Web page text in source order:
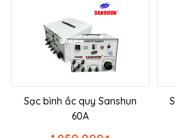
Sạc bình ắc quy Sanshun
60A